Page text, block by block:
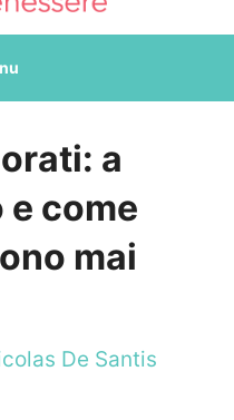
a
come
mai
De Santis